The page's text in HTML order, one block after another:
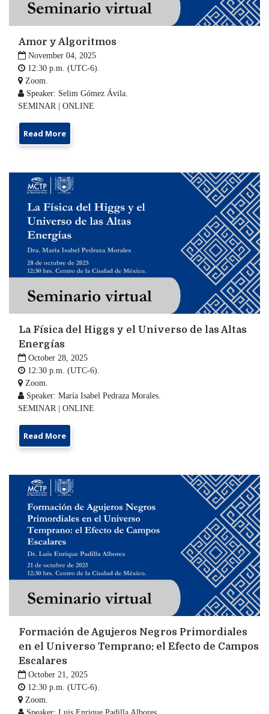
Amor y Algoritmos
 November 04, 2025
 12:30 p.m. (UTC-6).
 Zoom.
 Speaker: Selim Gómez Ávila.
SEMINAR | ONLINE
Read More
La Física del Higgs y el Universo de las Altas
Energías
 October 28, 2025
 12:30 p.m. (UTC-6).
 Zoom.
 Speaker: María Isabel Pedraza Morales.
SEMINAR | ONLINE
Read More
Formación de Agujeros Negros Primordiales
en el Universo Temprano: el Efecto de Campos
Escalares
 October 21, 2025
 12:30 p.m. (UTC-6).
 Zoom.